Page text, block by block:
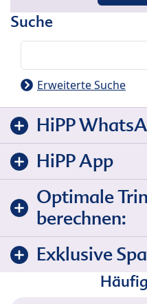
Suche
Erweiterte Suche
HiPP
HiPP App
Optimale
berechnen:
Exklusive